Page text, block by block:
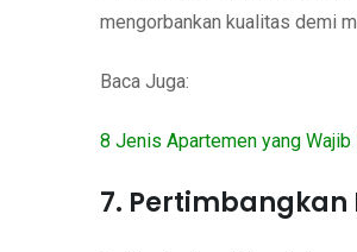
mengorbankan kualitas demi
Baca Juga:
8 Jenis Apartemen yang Wajib
7. Pertimbangkan